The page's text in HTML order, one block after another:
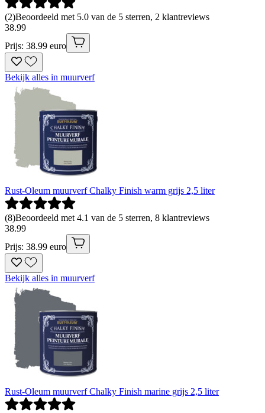
(2)Beoordeeld met 5.0 van de 5 sterren, 2 klantreviews
38.99
Prijs: 38.99 euro
Bekijk alles in muurverf
Rust-Oleum muurverf Chalky Finish warm grijs 2,5 liter
(8)Beoordeeld met 4.1 van de 5 sterren, 8 klantreviews
38.99
Prijs: 38.99 euro
Bekijk alles in muurverf
Rust-Oleum muurverf Chalky Finish marine grijs 2,5 liter